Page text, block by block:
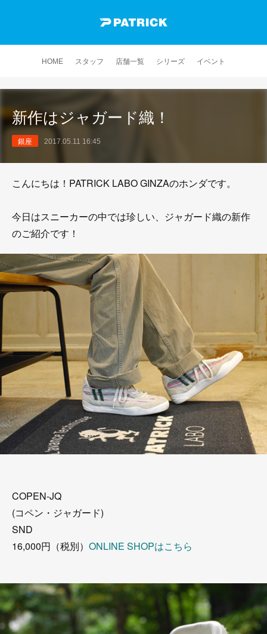
HOME スタッフ 店舗一覧 シリーズ イベント
新作はジャガード織！
銀座 2017.05.11 16:45
こんにちは！PATRICK LABO GINZAのホンダです。
今日はスニーカーの中では珍しい、ジャガード織の新作
のご紹介です！
COPEN-JQ
(コペン・ジャガード)
SND
16,000円（税別） ONLINE SHOPはこちら